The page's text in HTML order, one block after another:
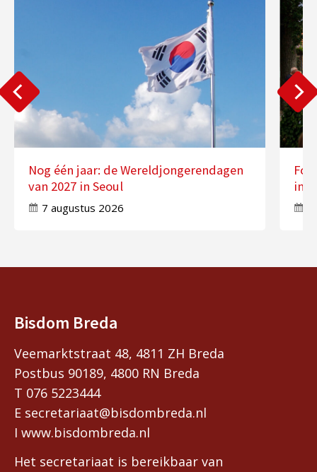
Nog één jaar: de Wereldjongerendagen
van 2027 in Seoul
7 augustus 2026
in
Bisdom Breda
Veemarktstraat 48, 4811 ZH Breda
Postbus 90189, 4800 RN Breda
T 076 5223444
E secretariaat@bisdombreda.nl
I www.bisdombreda.nl
Het secretariaat is bereikbaar van